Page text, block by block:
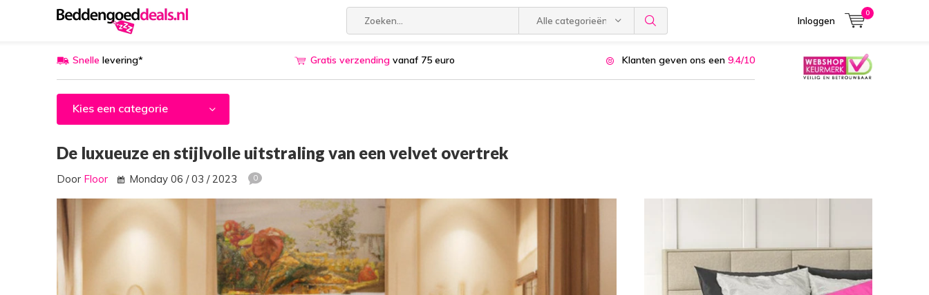
Alle categorieën Inloggen
0
Snelle levering* Gratis verzending vanaf 75 euro Klanten geven ons een 9.4/10
Kies een categorie
De luxueuze en stijlvolle uitstraling van een velvet overtrek
Door Floor Monday 06 / 03 / 2023 0